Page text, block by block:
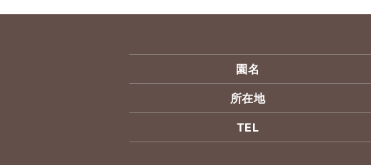
園名
所在地
TEL